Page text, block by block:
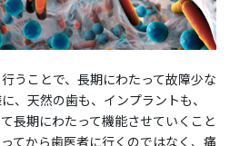
うことで、長期にわたって故障少な
、天然の歯も、インプラントも、
長期にわたって機能させていくこと
てから歯医者に行くのではなく、痛